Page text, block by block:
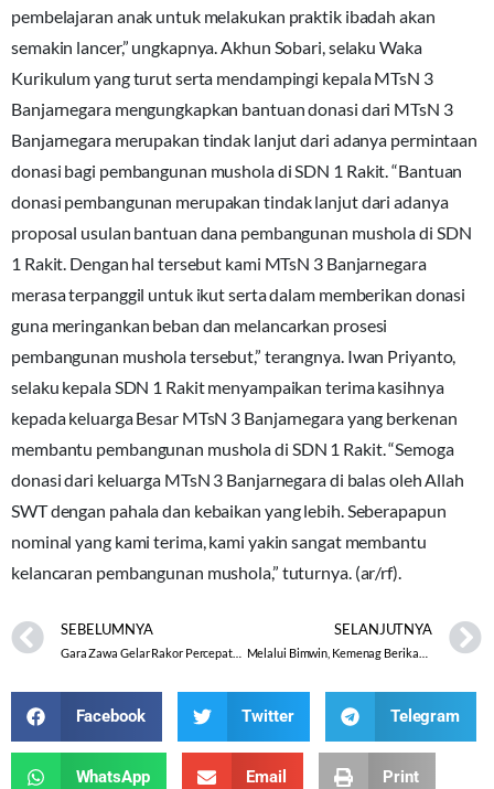
pembelajaran anak untuk melakukan praktik ibadah akan
semakin lancer,” ungkapnya. Akhun Sobari, selaku Waka
Kurikulum yang turut serta mendampingi kepala MTsN 3
Banjarnegara mengungkapkan bantuan donasi dari MTsN 3
Banjarnegara merupakan tindak lanjut dari adanya permintaan
donasi bagi pembangunan mushola di SDN 1 Rakit. “Bantuan
donasi pembangunan merupakan tindak lanjut dari adanya
proposal usulan bantuan dana pembangunan mushola di SDN
1 Rakit. Dengan hal tersebut kami MTsN 3 Banjarnegara
merasa terpanggil untuk ikut serta dalam memberikan donasi
guna meringankan beban dan melancarkan prosesi
pembangunan mushola tersebut,” terangnya. Iwan Priyanto,
selaku kepala SDN 1 Rakit menyampaikan terima kasihnya
kepada keluarga Besar MTsN 3 Banjarnegara yang berkenan
membantu pembangunan mushola di SDN 1 Rakit. “Semoga
donasi dari keluarga MTsN 3 Banjarnegara di balas oleh Allah
SWT dengan pahala dan kebaikan yang lebih. Seberapapun
nominal yang kami terima, kami yakin sangat membantu
kelancaran pembangunan mushola,” tuturnya. (ar/rf).
SEBELUMNYA
Gara Zawa Gelar Rakor Percepatan Sertifikat Tanah Wakaf & Sosialisai E-IAW
SELANJUTNYA
Facebook Twitter Telegram
WhatsApp Email Print